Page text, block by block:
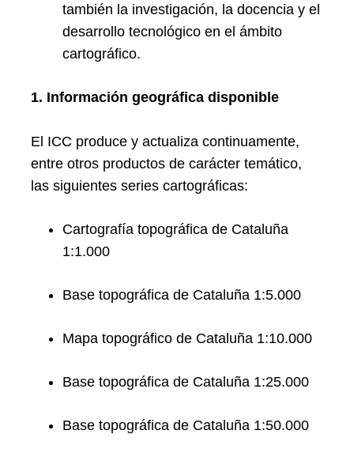
también la investigación, la docencia y el
desarrollo tecnológico en el ámbito
cartográfico.
1. Información geográfica disponible
El ICC produce y actualiza continuamente,
entre otros productos de carácter temático,
las siguientes series cartográficas:
Cartografía topográfica de Cataluña
1:1.000
Base topográfica de Cataluña 1:5.000
Mapa topográfico de Cataluña 1:10.000
Base topográfica de Cataluña 1:25.000
Base topográfica de Cataluña 1:50.000